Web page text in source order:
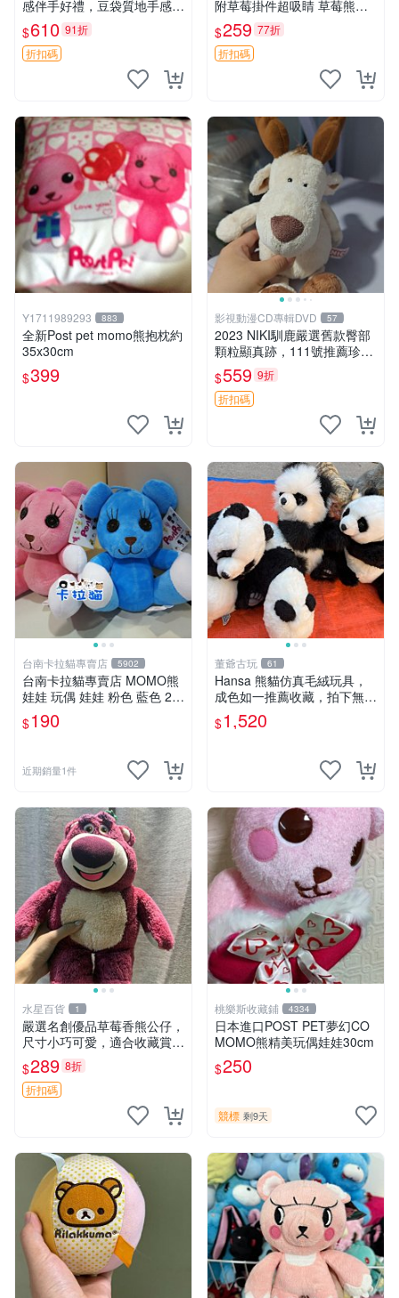
感伴手好禮，豆袋質地手感
佳，抱枕小熊 recom 推薦 白
色豆袋 玩具
$610 91折
折扣碼
附草莓掛件超吸睛 草莓熊手
提包 草莓掛件 可愛portunes
e
$259 77折
折扣碼
Y1711989293 883
全新Post pet momo熊抱枕約
35x30cm
$399
影視動漫CD專輯DVD 57
2023 NIKI馴鹿嚴選舊款臀部
顆粒顯真跡，111號推薦珍藏
品 馴鹿 舊款 尾巴顆粒
$559 9折
折扣碼
台南卡拉貓專賣店 5902
台南卡拉貓專賣店 MOMO熊
娃娃 玩偶 娃娃 粉色 藍色 2色
分售
$190
近期銷量1件
董爺古玩 61
Hansa 熊貓仿真毛絨玩具，
成色如一推薦收藏，拍下無疑
心 熊貓 毛絨玩具 收藏
$1,520
水星百貨 1
嚴選名創優品草莓香熊公仔，
尺寸小巧可愛，適合收藏賞玩
30cm 玩具 公仔 草莓熊
$289 8折
折扣碼
桃樂斯收藏鋪 4334
日本進口POST PET夢幻CO
MOMO熊精美玩偶娃娃30cm
$250
競標 剩9天